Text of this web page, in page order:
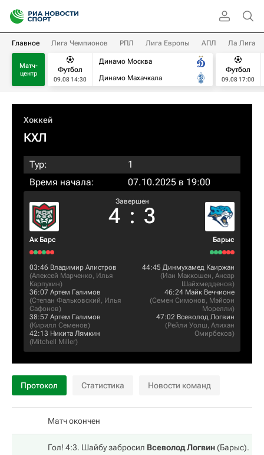
Главное Лига Чемпионов РПЛ Лига Европы АПЛ Ла Лига
Матч-
центр
Футбол
09.08 14:30
Динамо Москва
Динамо Махачкала
Футбол
09.08 17:00
Хоккей
КХЛ
Тур:
1
Время начала:
07.10.2025 в 19:00
Ак Барс
Завершен
4 : 3
Барыс
03:46 Владимир Алистров
(Алексей Марченко, Илья
Карпухин)
36:07 Артем Галимов
(Степан Фальковский, Илья
Сафонов)
38:57 Артем Галимов
(Кирилл Семенов)
42:13 Никита Лямкин
(Mitchell Miller)
44:45 Динмухамед Каиржан
(Иан Маккошен, Ансар
Шайхмедденов)
46:24 Майк Веччионе
(Семен Симонов, Мэйсон
Морелли)
47:02 Всеволод Логвин
(Рейли Уолш, Алихан
Омирбеков)
Протокол Статистика Новости команд
Матч окончен
Гол! 4:3. Шайбу забросил Всеволод Логвин(Барыс).